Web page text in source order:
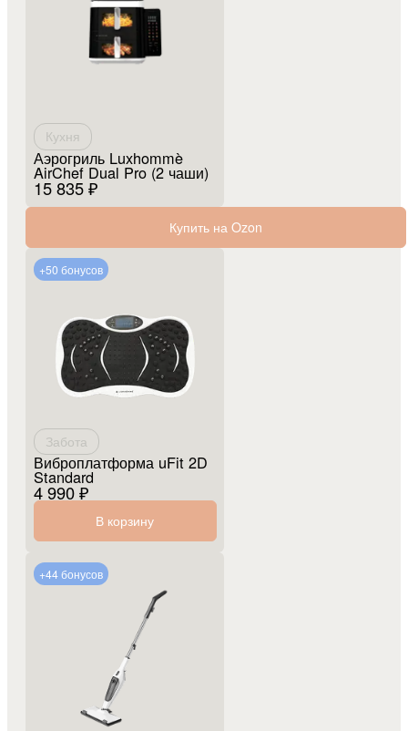
Кухня
Аэрогриль Luxhommè
AirChef Dual Pro (2 чаши)
15 835 ₽
Купить на Ozon
+50 бонусов
Забота
Виброплатформа uFit 2D
Standard
4 990 ₽
В корзину
+44 бонусов